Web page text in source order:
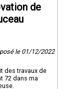
de
le 01/12/2022
des travaux de
72 dans ma